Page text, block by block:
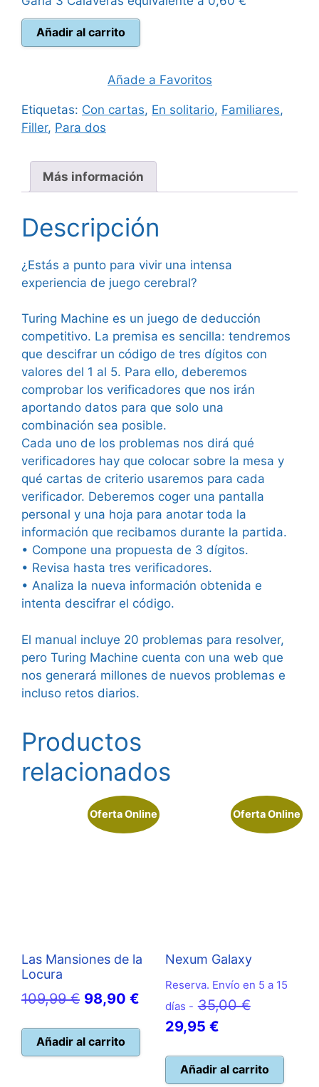
era:
40,00 €.
es:
Turing
Machine
Añadir al carrito
Añade a Favoritos
Etiquetas: Con cartas, En solitario, Familiares,
Filler, Para dos
Más información
Descripción
¿Estás a punto para vivir una intensa
experiencia de juego cerebral?
Turing Machine es un juego de deducción
competitivo. La premisa es sencilla: tendremos
que descifrar un código de tres dígitos con
valores del 1 al 5. Para ello, deberemos
comprobar los verificadores que nos irán
aportando datos para que solo una
combinación sea posible.
Cada uno de los problemas nos dirá qué
verificadores hay que colocar sobre la mesa y
qué cartas de criterio usaremos para cada
verificador. Deberemos coger una pantalla
personal y una hoja para anotar toda la
información que recibamos durante la partida.
• Compone una propuesta de 3 dígitos.
• Revisa hasta tres verificadores.
• Analiza la nueva información obtenida e
intenta descifrar el código.
El manual incluye 20 problemas para resolver,
pero Turing Machine cuenta con una web que
nos generará millones de nuevos problemas e
incluso retos diarios.
Productos
relacionados
Oferta Online
Las Mansiones de la
Locura
109,99€ El
original
era:
98,90 €
precio
98,90 €.
Añadir al carrito
Oferta Online
Nexum Galaxy
Reserva. Envío en 5 a 15
días - 35,00€El
era:
29,95 €El
actual
Añadir al carrito